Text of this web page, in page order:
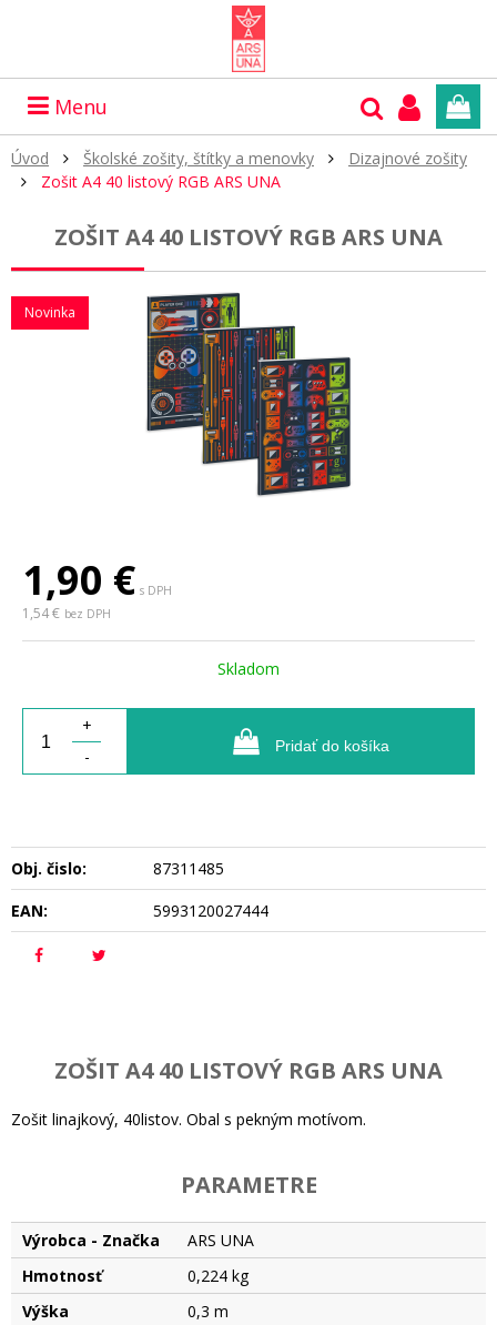
Menu
Úvod Školské zošity, štítky a menovky
Dizajnové zošity
Zošit A4 40 listový RGB ARS UNA
ZOŠIT A4 40 LISTOVÝ RGB ARS UNA
Novinka
1,90 € s DPH
1,54 € bez DPH
Skladom
+
-
Pridať do košíka
Obj. čislo:
87311485
EAN:
5993120027444
ZOŠIT A4 40 LISTOVÝ RGB ARS UNA
Zošit linajkový, 40listov. Obal s pekným motívom.
PARAMETRE
Výrobca - Značka
ARS UNA
Hmotnosť
0,224 kg
Výška
0,3 m